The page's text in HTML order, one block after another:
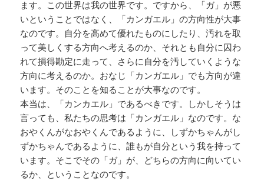
ます。この世界は我の世界です。ですから、「ガ」が悪
いということではなく、「カンガエル」の方向性が大事
なのです。自分を高めて優れたものにしたり、汚れを取
って美しくする方向へ考えるのか、それとも自分に囚わ
れて損得勘定に走って、さらに自分を汚していくような
方向に考えるのか。おなじ「カンガエル」でも方向が違
います。そのことを知ることが大事なのです。
本当は、「カンカエル」であるべきです。しかしそうは
言っても、私たちの思考は「カンガエル」なのです。な
おやくんがなおやくんであるように、しずかちゃんがし
ずかちゃんであるように、誰もが自分という我を持って
います。そこでその「ガ」が、どちらの方向に向いてい
るか、ということなのです。